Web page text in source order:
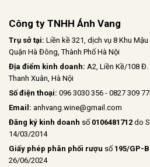
Công ty TNHH Ánh Vang
Trụ sở tại: Liền kề 321, dịch vụ 8 Khu
Quận Hà Đông, Thành Phố Hà Nội
Địa điểm kinh doanh: A2, Liền Kề/108 Đ.
Thanh Xuân, Hà Nội
Số điện thoại: 096 3030 356 - 0827 309
Email: anhvang.wine@gmail.com
Đăng ký kinh doanh số 0106481712 do
14/03/2014
Giấy phép phân phối rượu số 195/GP-
26/06/2024